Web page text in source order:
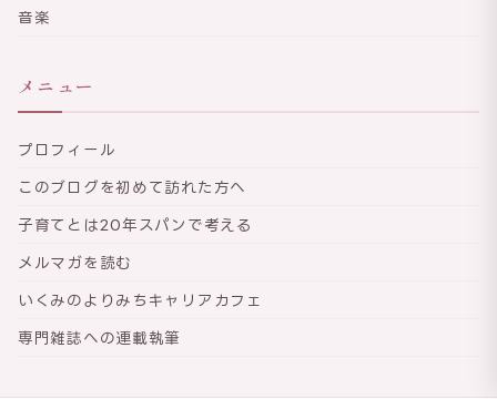
音楽
メニュー
プロフィール
このブログを初めて訪れた方へ
子育てとは20年スパンで考える
メルマガを読む
いくみのよりみちキャリアカフェ
専門雑誌への連載執筆